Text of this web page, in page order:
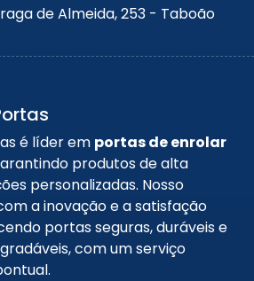
de Almeida, 253 - Taboão
é líder em portas de enrolar
produtos de alta
personalizadas. Nosso
a inovação e a satisfação
portas seguras, duráveis e
com um serviço